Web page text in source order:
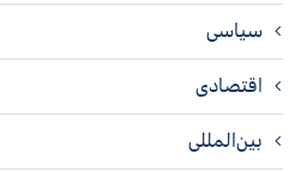
سیاسی
اقتصادی
بین‌المللی